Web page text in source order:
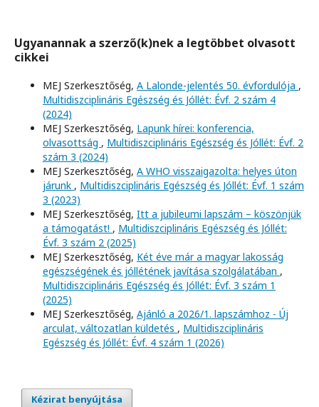
Ugyanannak a szerző(k)nek a legtöbbet olvasott
cikkei
MEJ Szerkesztőség, A Lalonde-jelentés 50. évfordulója ,
Multidiszciplináris Egészség és Jóllét: Évf. 2 szám 4
(2024)
MEJ Szerkesztőség, Lapunk hírei: konferencia,
olvasottság , Multidiszciplináris Egészség és Jóllét: Évf. 2
szám 3 (2024)
MEJ Szerkesztőség, A WHO visszaigazolta: helyes úton
járunk , Multidiszciplináris Egészség és Jóllét: Évf. 1 szám
3 (2023)
MEJ Szerkesztőség, Itt a jubileumi lapszám – köszönjük
a támogatást! , Multidiszciplináris Egészség és Jóllét:
Évf. 3 szám 2 (2025)
MEJ Szerkesztőség, Két éve már a magyar lakosság
egészségének és jóllétének javítása szolgálatában ,
Multidiszciplináris Egészség és Jóllét: Évf. 3 szám 1
(2025)
MEJ Szerkesztőség, Ajánló a 2026/1. lapszámhoz - Új
arculat, változatlan küldetés , Multidiszciplináris
Egészség és Jóllét: Évf. 4 szám 1 (2026)
Kézirat benyújtása